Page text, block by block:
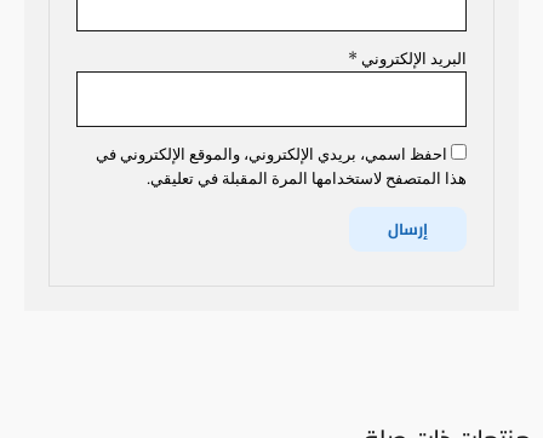
البريد الإلكتروني *
احفظ اسمي، بريدي الإلكتروني، والموقع الإلكتروني في
هذا المتصفح لاستخدامها المرة المقبلة في تعليقي.